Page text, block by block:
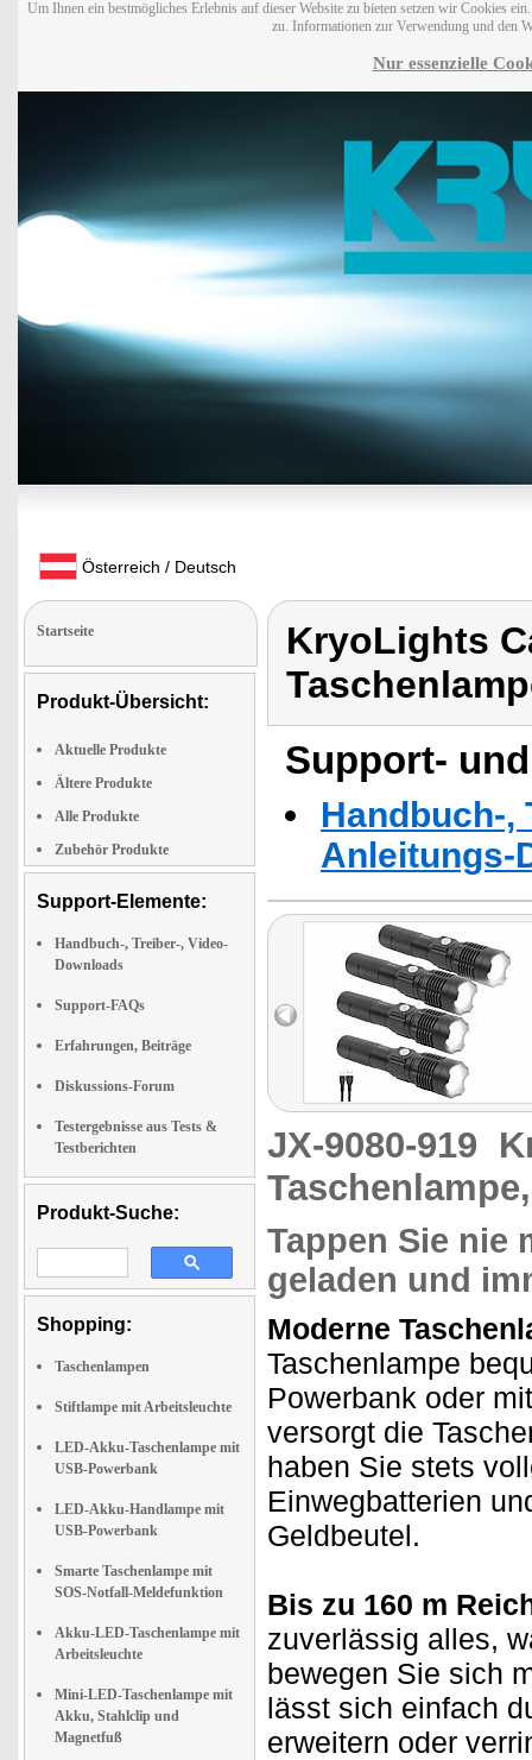
Um Ihnen ein bestmögliches Erlebnis auf dieser Website zu bieten setzen wir Cookies
zu. Informationen zur Verwendung und den
Nur essenzielle
Österreich / Deutsch
Startseite
Produkt-Übersicht:
Aktuelle Produkte
Ältere Produkte
Alle Produkte
Zubehör Produkte
Support-Elemente:
Handbuch-, Treiber-, Video-
Downloads
Support-FAQs
Erfahrungen, Beiträge
Diskussions-Forum
Testergebnisse aus Tests &
Testberichten
Produkt-Suche:
Shopping:
Taschenlampen
Stiftlampe mit Arbeitsleuchte
LED-Akku-Taschenlampe mit
USB-Powerbank
LED-Akku-Handlampe mit
USB-Powerbank
Smarte Taschenlampe mit
SOS-Notfall-Meldefunktion
Akku-LED-Taschenlampe mit
Arbeitsleuchte
Mini-LED-Taschenlampe mit
Akku, Stahlclip und
Magnetfuß
KryoLights
Support-
Handbuch-,
Anleitungs-
JX-9080-919
Tappen Sie nie
geladen und
Moderne
Taschenlampe
Powerbank oder
versorgt die
haben Sie stets
Einwegbatterien
Geldbeutel.
Bis zu 160 m
zuverlässig alles,
bewegen Sie sich
lässt sich einfach
erweitern oder